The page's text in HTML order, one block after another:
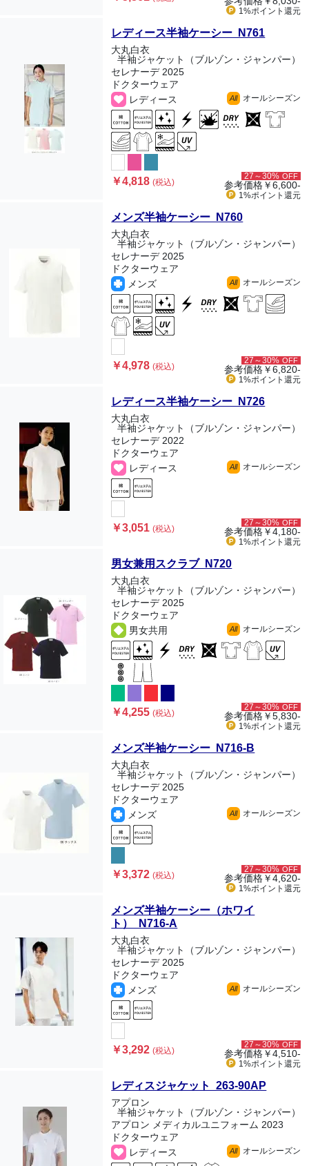
1%ポイント 還元
レディース半袖ケーシー N761
大丸白衣
半袖ジャケット（ブルゾン・ジャンパー）
セレナーデ 2025
ドクターウェア
レディース
All オールシーズン
￥4,818(税込)
27～30% OFF
参考価格￥6,600-
1%ポイント 還元
メンズ半袖ケーシー N760
大丸白衣
半袖ジャケット（ブルゾン・ジャンパー）
セレナーデ 2025
ドクターウェア
メンズ
All オールシーズン
￥4,978(税込)
27～30% OFF
参考価格￥6,820-
1%ポイント 還元
レディース半袖ケーシー N726
大丸白衣
半袖ジャケット（ブルゾン・ジャンパー）
セレナーデ 2022
ドクターウェア
レディース
All オールシーズン
￥3,051(税込)
27～30% OFF
参考価格￥4,180-
1%ポイント 還元
男女兼用スクラブ N720
大丸白衣
半袖ジャケット（ブルゾン・ジャンパー）
セレナーデ 2025
ドクターウェア
男女共用
All オールシーズン
￥4,255(税込)
27～30% OFF
参考価格￥5,830-
1%ポイント 還元
メンズ半袖ケーシー N716-B
大丸白衣
半袖ジャケット（ブルゾン・ジャンパー）
セレナーデ 2025
ドクターウェア
メンズ
All オールシーズン
￥3,372(税込)
27～30% OFF
参考価格￥4,620-
1%ポイント 還元
メンズ半袖ケーシー（ホワイ
ト） N716-A
大丸白衣
半袖ジャケット（ブルゾン・ジャンパー）
セレナーデ 2025
ドクターウェア
メンズ
All オールシーズン
￥3,292(税込)
27～30% OFF
参考価格￥4,510-
1%ポイント 還元
レディスジャケット 263-90AP
アプロン
半袖ジャケット（ブルゾン・ジャンパー）
アプロン メディカルユニフォーム 2023
ドクターウェア
レディース
All オールシーズン